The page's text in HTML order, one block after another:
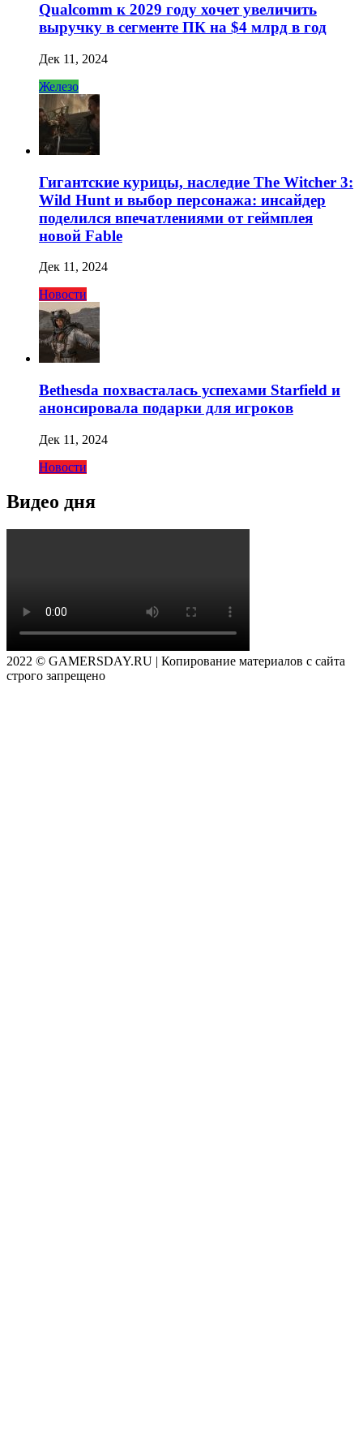
Qualcomm к 2029 году хочет увеличить
выручку в сегменте ПК на $4 млрд в год
Дек 11, 2024
Железо
Гигантские курицы, наследие The Witcher 3:
Wild Hunt и выбор персонажа: инсайдер
поделился впечатлениями от геймплея
новой Fable
Дек 11, 2024
Новости
Bethesda похвасталась успехами Starfield и
анонсировала подарки для игроков
Дек 11, 2024
Новости
Видео дня
2022 © GAMERSDAY.RU | Копирование материалов с сайта
строго запрещено